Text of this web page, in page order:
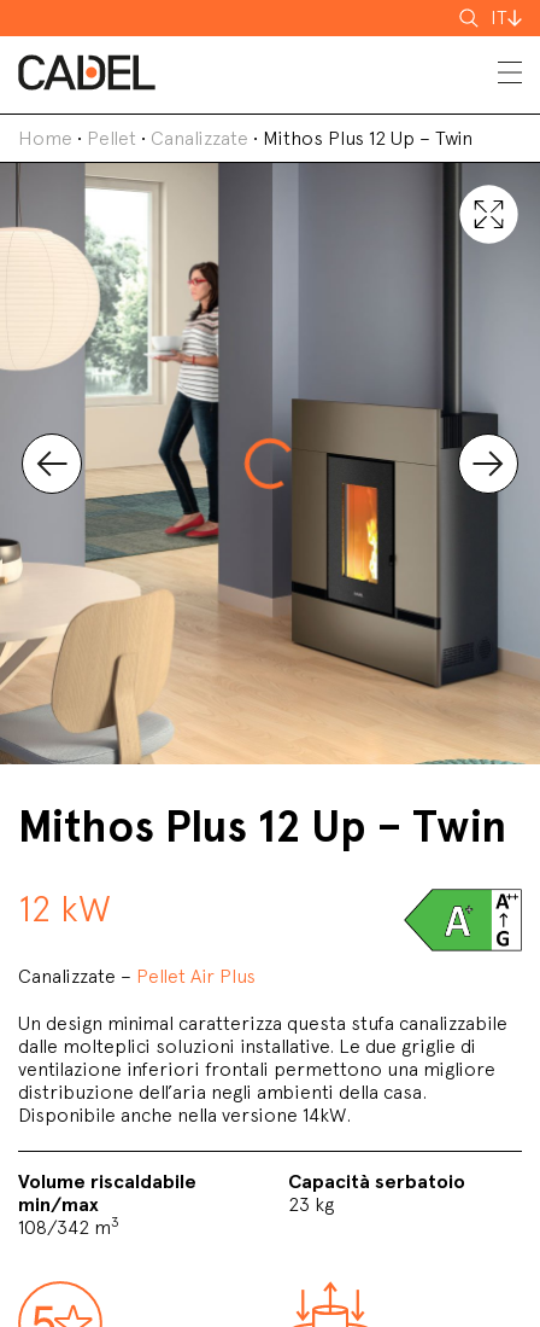
Cerca
IT
Home • Pellet • Canalizzate • Mithos Plus 12 Up – Twin
Mithos Plus 12 Up – Twin
12 kW
Canalizzate – Pellet Air Plus
Un design minimal caratterizza questa stufa canalizzabile
dalle molteplici soluzioni installative. Le due griglie di
ventilazione inferiori frontali permettono una migliore
distribuzione dell’aria negli ambienti della casa.
Disponibile anche nella versione 14kW.
Volume riscaldabile
min/max
108/342 m3
Capacità serbatoio
23 kg